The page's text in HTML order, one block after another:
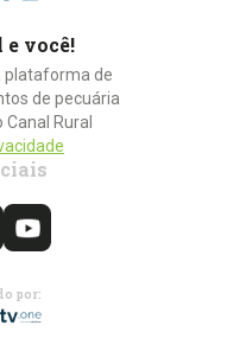
e você!
plataforma de
de pecuária
Rural
por: